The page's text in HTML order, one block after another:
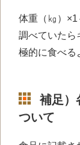
体重（㎏）×1
調べていたら
極的に食べる
補足）
ついて